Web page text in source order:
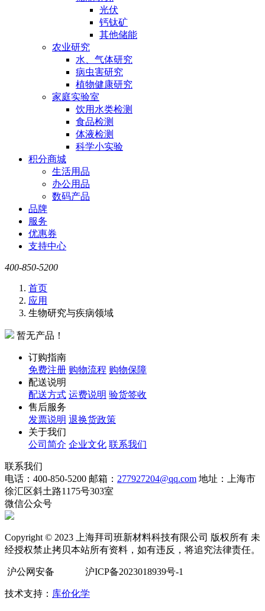
光伏
钙钛矿
其他储能
农业研究
水、气体研究
病虫害研究
植物健康研究
家庭实验室
饮用水类检测
食品检测
体液检测
科学小实验
积分商城
生活用品
办公用品
数码产品
品牌
服务
优惠券
支持中心
400-850-5200
首页
应用
生物研究与疾病领域
暂无产品！
订购指南
免费注册 购物流程 购物保障
配送说明
配送方式 运费说明 验货签收
售后服务
发票说明 退换货政策
关于我们
公司简介 企业文化 联系我们
联系我们
电话：400-850-5200 邮箱： 277927204@qq.com 地址：上海市
徐汇区斜土路1175号303室
微信公众号
Copyright © 2023 上海拜司班新材料科技有限公司 版权所有 未
经授权禁止拷贝本站所有资料，如有违反，将追究法律责任。
沪公网安备 沪ICP备2023018939号-1
技术支持： 库价化学